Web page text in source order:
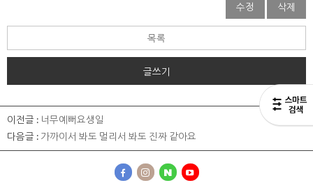
수정 삭제
목록
글쓰기
이전글 : 너무예뻐요생일
다음글 : 가까이서 봐도 멀리서 봐도 진짜 같아요